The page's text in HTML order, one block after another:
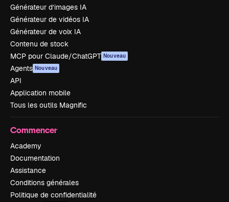
Générateur d’images IA
Générateur de vidéos IA
Générateur de voix IA
Contenu de stock
MCP pour Claude/ChatGPT Nouveau
Agents Nouveau
API
Application mobile
Tous les outils Magnific
Commencer
Academy
Documentation
Assistance
Conditions générales
Politique de confidentialité